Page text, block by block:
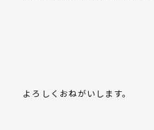
よろしくおねがいします。